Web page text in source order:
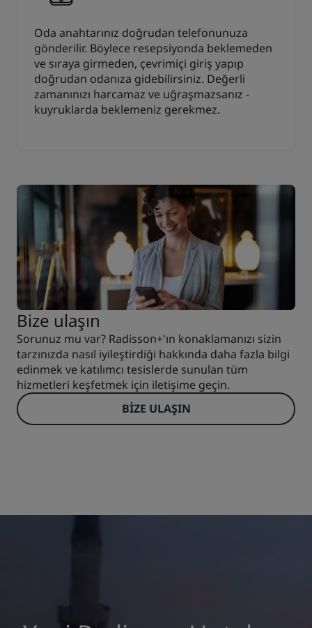
Oda anahtarınız doğrudan telefonunuza
gönderilir. Böylece resepsiyonda beklemeden
ve sıraya girmeden, çevrimiçi giriş yapıp
doğrudan odanıza gidebilirsiniz. Değerli
zamanınızı harcamaz ve uğraşmazsanız -
kuyruklarda beklemeniz gerekmez.
Bize ulaşın
Sorunuz mu var? Radisson+'ın konaklamanızı sizin
tarzınızda nasıl iyileştirdiği hakkında daha fazla bilgi
edinmek ve katılımcı tesislerde sunulan tüm
hizmetleri keşfetmek için iletişime geçin.
BIZE ULAŞIN